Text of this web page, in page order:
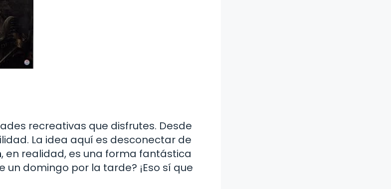
recreativas que disfrutes. Desde
La idea aquí es desconectar de
, en realidad, es una forma fantástica
domingo por la tarde? ¡Eso sí que